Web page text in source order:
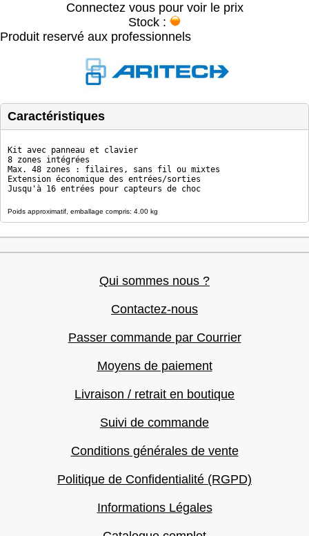
Connectez vous pour voir le prix
Stock :
Produit reservé aux professionnels
Caractéristiques
Kit avec panneau et clavier
8 zones intégrées
Max. 48 zones : filaires, sans fil ou mixtes
Extension économique des entrées/sorties
Jusqu'à 16 entrées pour capteurs de choc
Poids approximatif, emballage compris: 4.00 kg
Qui sommes nous ?
Contactez-nous
Passer commande par Courrier
Moyens de paiement
Livraison / retrait en boutique
Suivi de commande
Conditions générales de vente
Politique de Confidentialité (RGPD)
Informations Légales